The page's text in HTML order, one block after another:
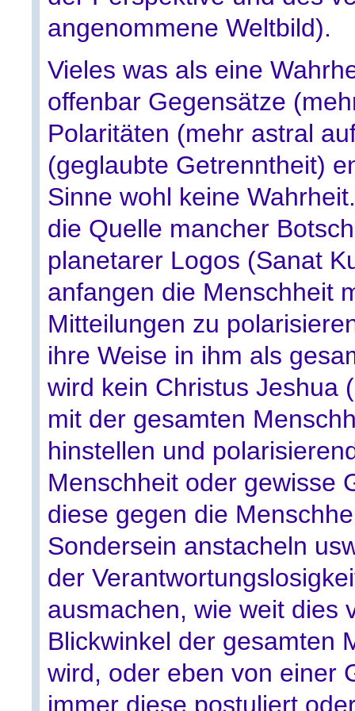
angenommene Weltbild).
Vieles was als eine
offenbar Gegensätze
Polaritäten (mehr astral
(geglaubte Getrenntheit)
Sinne wohl keine
die Quelle mancher
planetarer Logos (Sanat
anfangen die Menschheit
Mitteilungen zu
ihre Weise in ihm als
wird kein Christus Jeshua
mit der gesamten
hinstellen und
Menschheit oder gewisse
diese gegen die
Sondersein anstacheln
der
ausmachen, wie weit dies
Blickwinkel der gesamten
wird, oder eben von einer
immer diese postuliert